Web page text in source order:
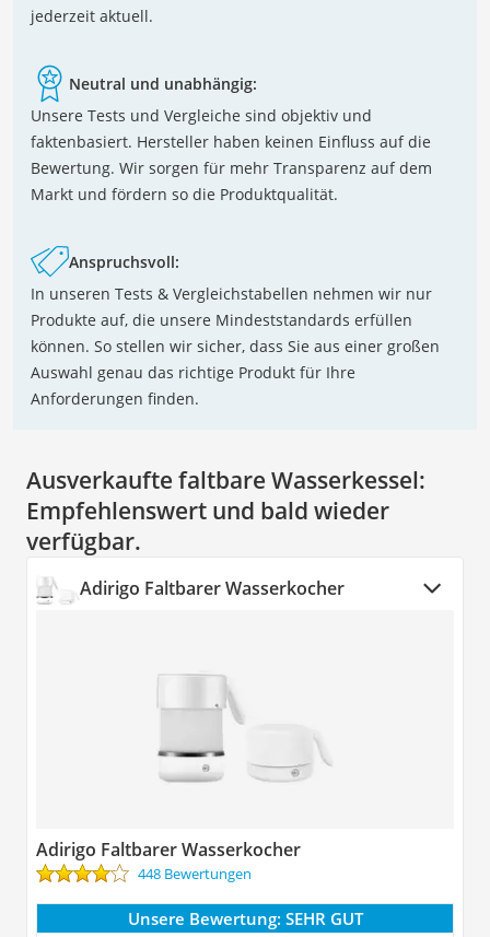
jederzeit aktuell.
Neutral und unabhängig:
Unsere Tests und Vergleiche sind objektiv und
faktenbasiert. Hersteller haben keinen Einfluss auf die
Bewertung. Wir sorgen für mehr Transparenz auf dem
Markt und fördern so die Produktqualität.
Anspruchsvoll:
In unseren Tests & Vergleichstabellen nehmen wir nur
Produkte auf, die unsere Mindeststandards erfüllen
können. So stellen wir sicher, dass Sie aus einer großen
Auswahl genau das richtige Produkt für Ihre
Anforderungen finden.
Ausverkaufte faltbare Wasserkessel:
Empfehlenswert und bald wieder
verfügbar.
Adirigo Faltbarer Wasserkocher
Adirigo Faltbarer Wasserkocher
448 Bewertungen
Unsere Bewertung: SEHR GUT